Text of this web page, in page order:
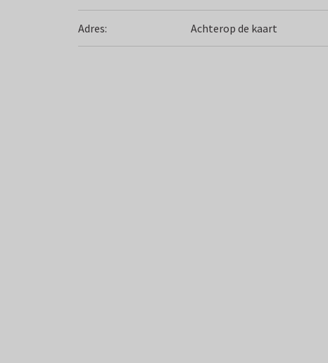
Adres: Achterop de kaart